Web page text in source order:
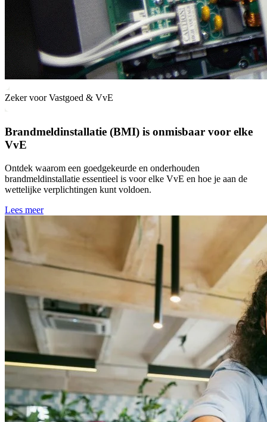
Zeker voor Vastgoed & VvE
Brandmeldinstallatie (BMI) is onmisbaar voor elke
VvE
Ontdek waarom een goedgekeurde en onderhouden
brandmeldinstallatie essentieel is voor elke VvE en hoe je aan de
wettelijke verplichtingen kunt voldoen.
Lees meer